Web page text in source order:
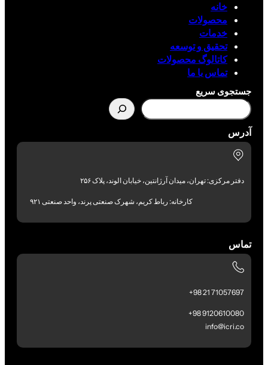
خانه
محصولات
خدمات
تحقیق و توسعه
کاتالوگ محصولات
تماس با ما
جستجوی سریع
آدرس
دفتر مرکزی: تهران، میدان آرژانتین، خیابان الوند، پلاک ۲۵۶
کارخانه: رباط کریم، شهرک صنعتی پرند، واحد صنعتی ۹۲۱
تماس
71057697 21 98+
9120610080 98+
info@icri.co